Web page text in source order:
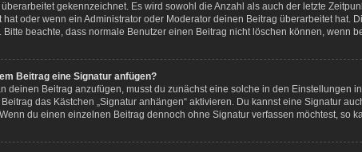
gekennzeichnet. Es wird sowohl die Anzahl als auch der letzte
hat oder wenn ein Administrator oder Moderator deinen Beitrag überarbeitet
Bitte beachte, dass normale Benutzer einen Beitrag nicht löschen können, wenn
Beitrag eine Signatur anfügen?
deinen Beitrag anzufügen, musst du zunächst eine solche in den
das Kästchen „Signatur anhängen“ aktivieren. Du kannst eine Signatur
du einen einzelnen Beitrag dennoch ohne Signatur verfassen möchtest, so